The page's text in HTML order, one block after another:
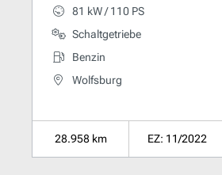
81 kW / 110 PS
Schaltgetriebe
Benzin
Wolfsburg
28.958 km EZ: 11/2022